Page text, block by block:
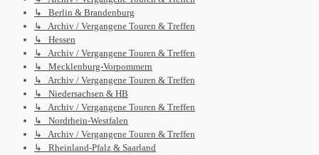
↳ Berlin & Brandenburg
↳ Archiv / Vergangene Touren & Treffen
↳ Hessen
↳ Archiv / Vergangene Touren & Treffen
↳ Mecklenburg-Vorpommern
↳ Archiv / Vergangene Touren & Treffen
↳ Niedersachsen & HB
↳ Archiv / Vergangene Touren & Treffen
↳ Nordrhein-Westfalen
↳ Archiv / Vergangene Touren & Treffen
↳ Rheinland-Pfalz & Saarland